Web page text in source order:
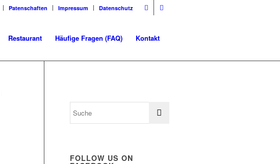
Patenschaften Impressum Datenschutz
Restaurant Häufige Fragen (FAQ) Kontakt
FOLLOW US ON